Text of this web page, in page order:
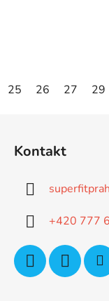
25 26 27 29
Kontakt
+420 777